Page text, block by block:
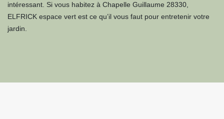
intéressant. Si vous habitez à Chapelle Guillaume 28330,
ELFRICK espace vert est ce qu’il vous faut pour entretenir votre
jardin.